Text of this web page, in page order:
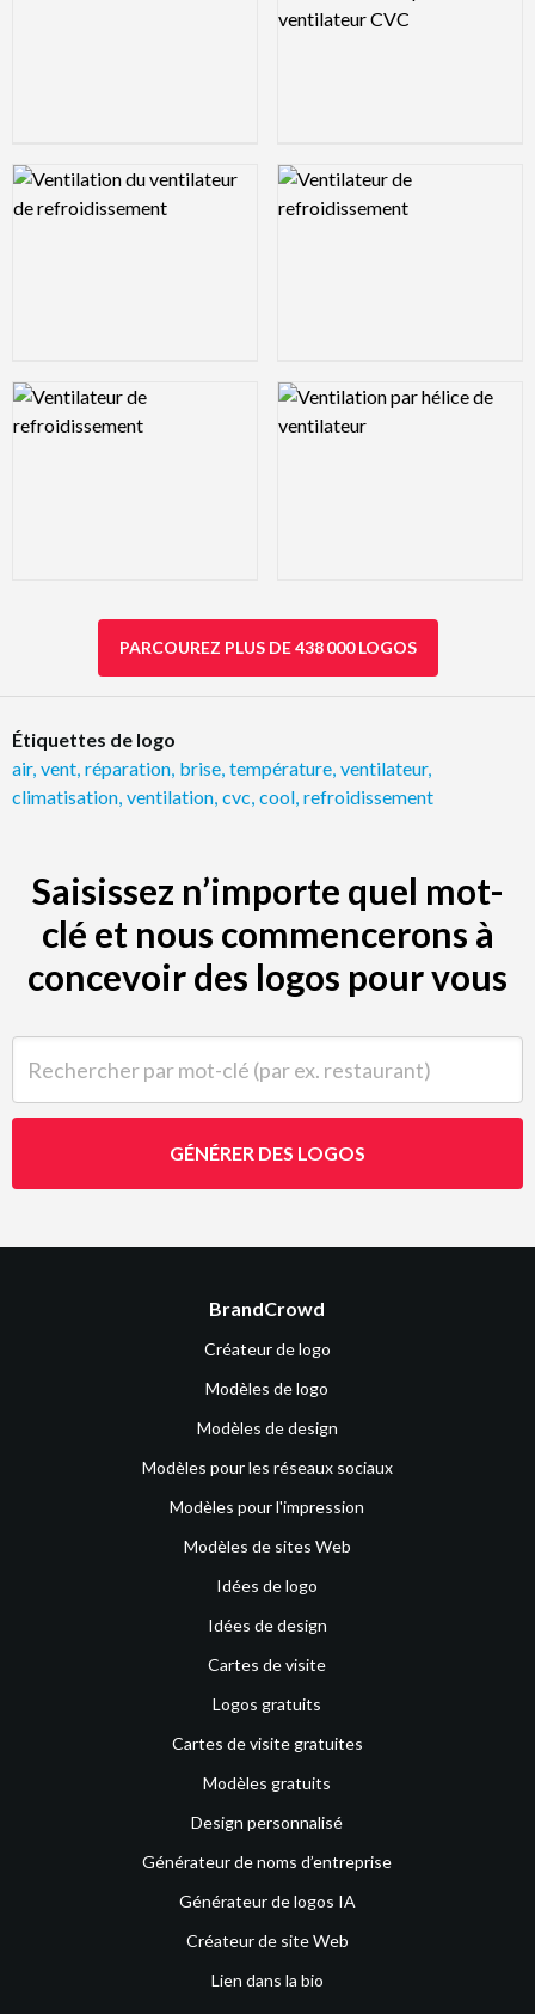
Logo Preview Image Logo Preview Image
Logo Preview Image Logo Preview Image
PARCOUREZ PLUS DE 438 000 LOGOS
Étiquettes de logo
air, vent réparation brise température ventilateur,
climatisation ventilation cvc cool refroidissement
Saisissez n’importe quel mot-
clé et nous commencerons à
concevoir des logos pour vous
GÉNÉRER DES LOGOS
BrandCrowd
Créateur de logo
Modèles de logo
Modèles de design
Modèles pour les réseaux sociaux
Modèles pour l'impression
Modèles de sites Web
Idées de logo
Idées de design
Cartes de visite
Logos gratuits
Cartes de visite gratuites
Modèles gratuits
Design personnalisé
Générateur de noms d’entreprise
Générateur de logos IA
Créateur de site Web
Lien dans la bio